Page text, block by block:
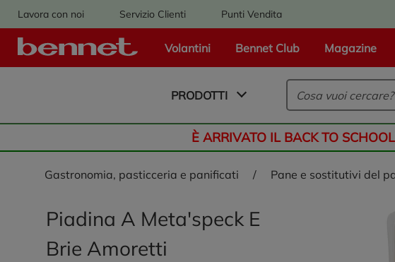
Lavora con noi Servizio Clienti Punti Vendita
Volantini Bennet Club Magazine
Logo Bennet - Torna alla homepage
PRODOTTI
È ARRIVATO IL BACK TO
gastronomia, pasticceria e panificati / pane e sostitutivi del
Piadina A Meta'speck E
Brie Amoretti